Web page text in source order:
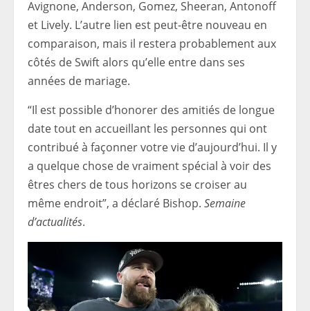
Avignone, Anderson, Gomez, Sheeran, Antonoff
et Lively. L’autre lien est peut-être nouveau en
comparaison, mais il restera probablement aux
côtés de Swift alors qu’elle entre dans ses
années de mariage.
“Il est possible d’honorer des amitiés de longue
date tout en accueillant les personnes qui ont
contribué à façonner votre vie d’aujourd’hui. Il y
a quelque chose de vraiment spécial à voir des
êtres chers de tous horizons se croiser au
même endroit”, a déclaré Bishop. Semaine
d’actualités.